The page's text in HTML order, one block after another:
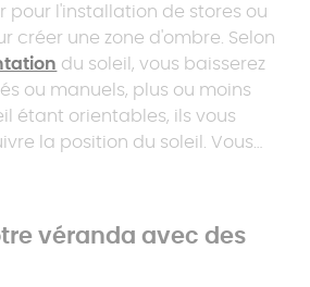
pour l'installation de stores ou
créer une zone d'ombre. Selon
du soleil, vous baisserez
ou manuels, plus ou moins
étant orientables, ils vous
la position du soleil. Vous
tout au long de la
profiter d'une lumière tamisée.
pas fait construire une
admirer votre extérieur !
véranda avec des